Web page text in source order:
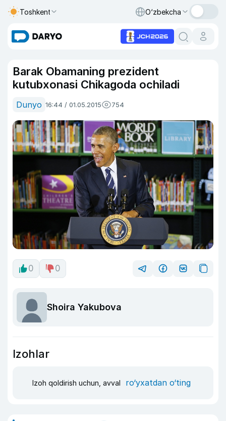
Toshkent O‘zbekcha
Barak Obamaning prezident
kutubxonasi Chikagoda ochiladi
Dunyo 16:44 / 01.05.2015 754
0 0
Shoira Yakubova
Izohlar
Izoh qoldirish uchun, avval ro‘yxatdan o‘ting